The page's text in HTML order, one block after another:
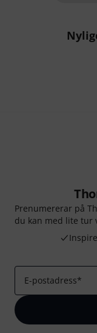
Prenumererar på
du kan med lite tur
E-postadress*